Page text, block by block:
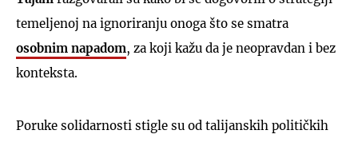
temeljenoj na ignoriranju onoga što se smatra
osobnim napadom, za koji kažu da je neopravdan i bez
konteksta.
Poruke solidarnosti stigle su od talijanskih političkih